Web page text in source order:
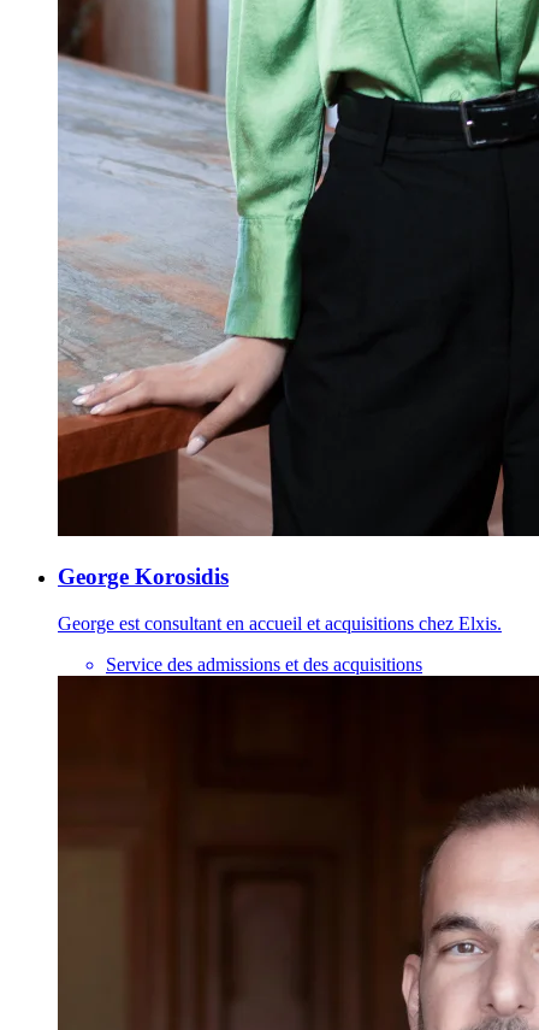
George Korosidis
George est consultant en accueil et acquisitions chez Elxis.
Service des admissions et des acquisitions